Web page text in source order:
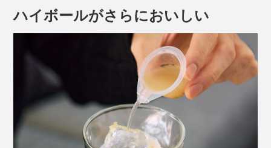
「プロリン」約2.4倍
ハイボールがさらにおいしい